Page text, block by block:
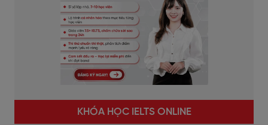
KHÓA HỌC IELTS ONLINE